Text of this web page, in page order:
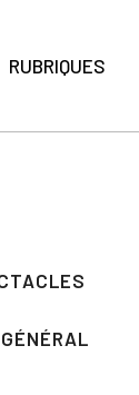
RUBRIQUES
GÉNÉRAL